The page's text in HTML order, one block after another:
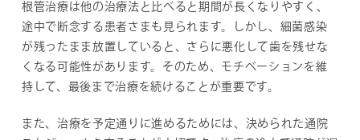
根管治療は他の治療法と比べると期間が長くなりやすく、
途中で断念する患者さまも見られます。しかし、細菌感染
が残ったまま放置していると、さらに悪化して歯を残せな
くなる可能性があります。そのため、モチベーションを維
持して、最後まで治療を続けることが重要です。
また、治療を予定通りに進めるためには、決められた通院